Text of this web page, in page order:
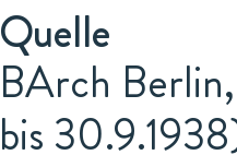
Quelle
BArch
bis